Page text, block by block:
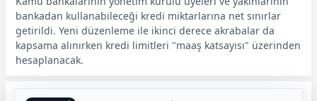
bankadan kullanabileceği kredi miktarlarına net sınırlar
getirildi. Yeni düzenleme ile ikinci derece akrabalar da
kapsama alınırken kredi limitleri "maaş katsayısı" üzerinden
hesaplanacak.